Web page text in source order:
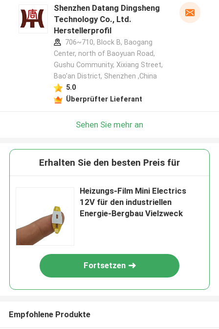
Shenzhen Datang Dingsheng
Technology Co., Ltd.
Herstellerprofil
706~710, Block B, Baogang
Center, north of Baoyuan Road,
Gushu Community, Xixiang Street,
Bao'an District, Shenzhen ,China
5.0
Überprüfter Lieferant
Sehen Sie mehr an
Erhalten Sie den besten Preis für
Heizungs-Film Mini Electrics
12V für den industriellen
Energie-Bergbau Vielzweck
Fortsetzen
Empfohlene Produkte